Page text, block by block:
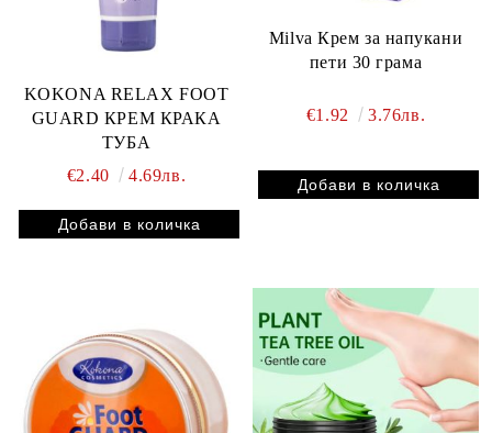
KOKONA RELAX FOOT
GUARD КРЕМ КРАКА
ТУБА
€2.40
4.69лв.
Milva Крем за напукани
пети 30 грама
€1.92 3.76лв.